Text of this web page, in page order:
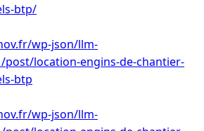
btp/
wp-json/llm-
post/location-engins-de-chantier-
btp
wp-json/llm-